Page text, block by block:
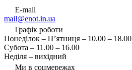
E-mail
mail@enot.in.ua
Графік роботи
Понеділок – П’ятниця – 10.00 – 18.00
Субота – 11.00 – 16.00
Неділя – вихідний
Ми в соцмережах